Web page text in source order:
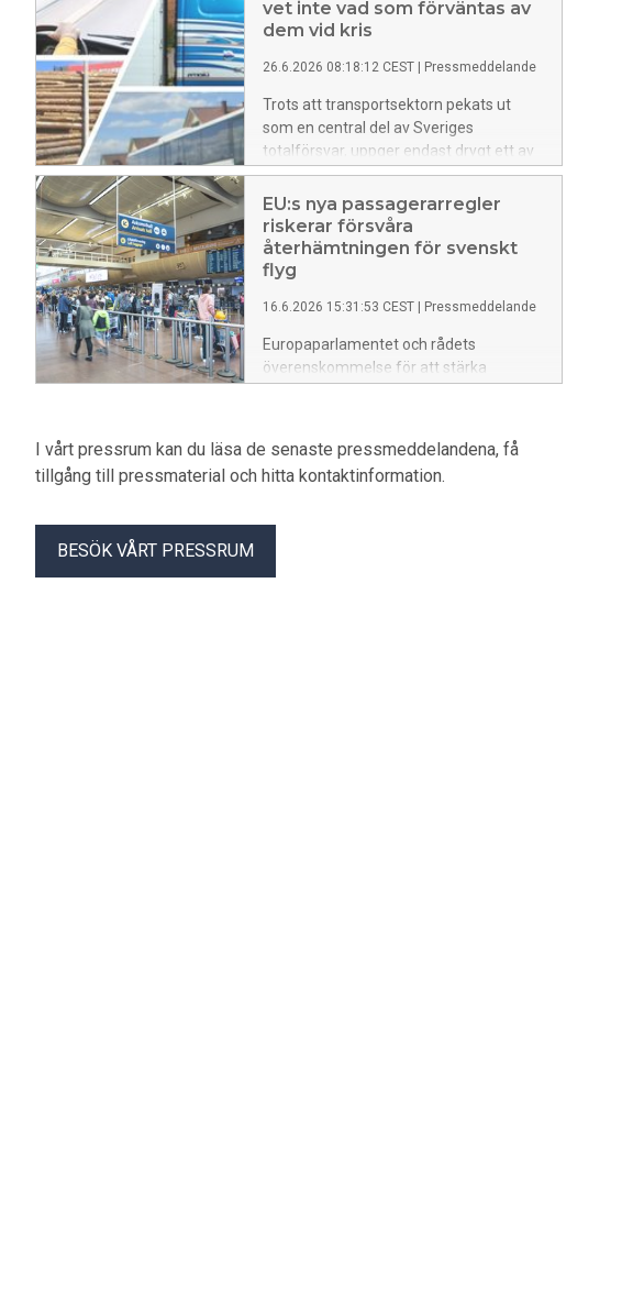
vet inte vad som förväntas av
dem vid kris
26.6.2026 08:18:12 CEST Pressmeddelande
Trots att transportsektorn pekats ut
som en central del av Sveriges
totalförsvar, uppger endast drygt ett av
fem företag i branschen att de vet vilka
förväntningar myndigheterna har på
dem i händelse av kris eller krig. Det visar
Transportföretagens Branschindex för
andra kvartalet 2026.
EU:s nya passagerarregler
riskerar försvåra
återhämtningen för svenskt
flyg
16.6.2026 15:31:53 CEST Pressmeddelande
Europaparlamentet och rådets
överenskommelse för att stärka
flygbolagen – dessutom utan att nå sitt
syfte. Tvärtom ser de stora vinnarna
istället ut att bli de mellanhänder som
för försenade och inställda flyg.
I vårt pressrum kan du läsa de senaste pressmeddelandena, få
tillgång till pressmaterial och hitta kontaktinformation.
BESÖK VÅRT PRESSRUM